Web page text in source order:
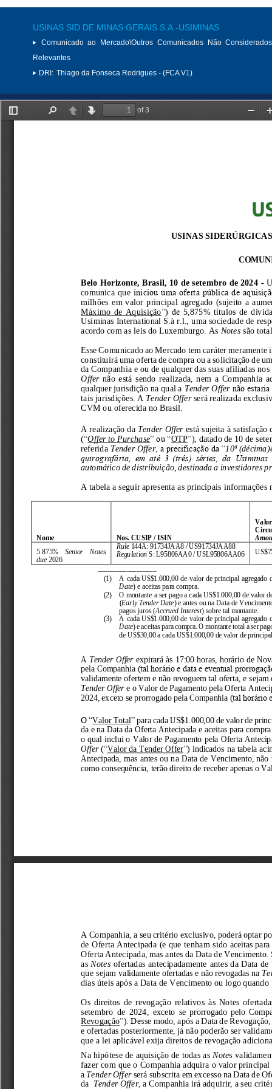
USINAS SID DE MINAS GERAIS S.A.-USIMINAS
Comunicado ao Mercado\Outros Comunicados Não
Relevantes
DRI: Thiago da Fonseca Rodrigues - (FCA V1)